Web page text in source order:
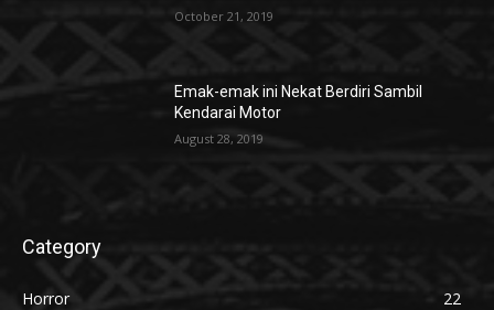
October 21, 2019
Emak-emak ini Nekat Berdiri Sambil
Kendarai Motor
August 28, 2019
Category
Horror
22